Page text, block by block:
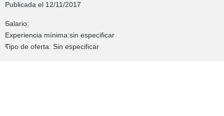
Publicada el 12/11/2017
Salario:
Experiencia mínima:sin especificar
Tipo de oferta: Sin especificar